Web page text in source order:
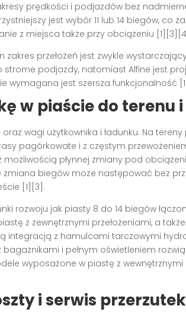
prędkości i podjazdów bez
jest wybór 11 lub 14 biegów, co
z miejsca także przy obciążeniu
zakres przełożeń jest zwykle
podjazdy, natomiast Alfine jest
wymagana jest szersza funkcjonalność
w piaście do terenu
wagi użytkownika i ładunku. Na tereny
pagórkowate i z częstym
możliwością płynnej zmiany pod
biegów może następować bez
[1][3].
rozwoju jak piasty 8 do 14 biegów
z zewnętrznymi przełożeniami, a
integracją z hamulcami tarczowymi
i pełnym oświetleniem
wyposażone w piastę z wewnętrznymi
i serwis